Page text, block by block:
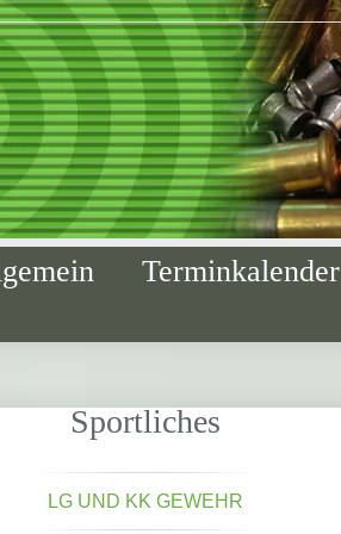
Terminkalender
Sportliches
LG UND KK GEWEHR